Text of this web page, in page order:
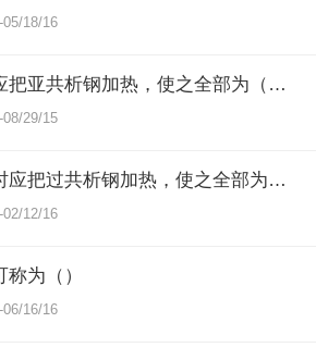
18/16
[单选] 完全退火时应把亚共析钢加热，使之全部为（）。
29/15
[单选] 不完全退火时应把过共析钢加热，使之全部为（）
12/16
为（）
16/16